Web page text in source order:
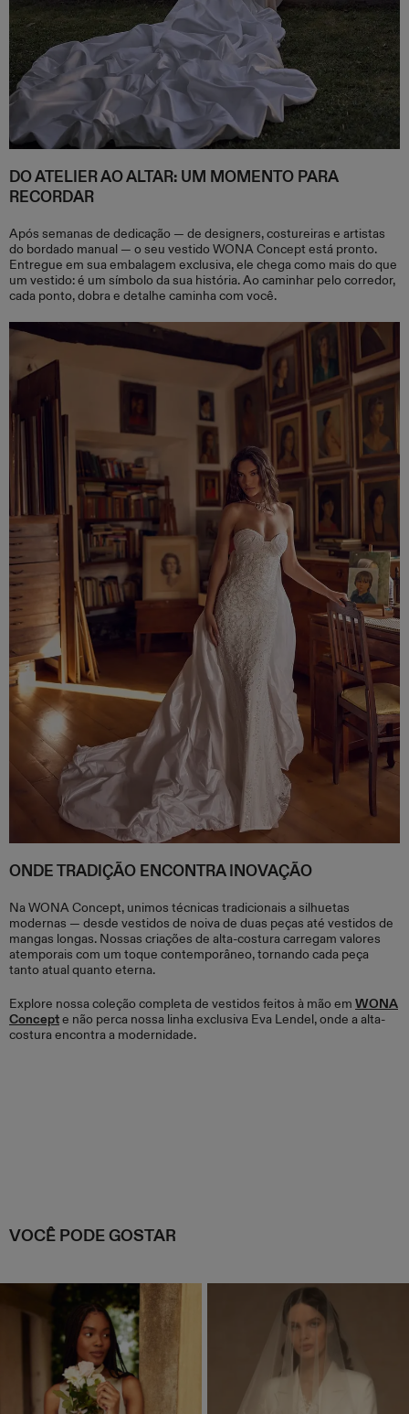
DO ATELIER AO ALTAR: UM MOMENTO PARA
RECORDAR
Após semanas de dedicação — de designers, costureiras e artistas
do bordado manual — o seu vestido WONA Concept está pronto.
Entregue em sua embalagem exclusiva, ele chega como mais do que
um vestido: é um símbolo da sua história. Ao caminhar pelo corredor,
cada ponto, dobra e detalhe caminha com você.
ONDE TRADIÇÃO ENCONTRA INOVAÇÃO
Na WONA Concept, unimos técnicas tradicionais a silhuetas
modernas — desde vestidos de noiva de duas peças até vestidos de
mangas longas. Nossas criações de alta-costura carregam valores
atemporais com um toque contemporâneo, tornando cada peça
tanto atual quanto eterna.
Explore nossa coleção completa de vestidos feitos à mão em WONA
Concepte não perca nossa linha exclusiva Eva Lendel, onde a alta-
costura encontra a modernidade.
VOCÊ PODE GOSTAR